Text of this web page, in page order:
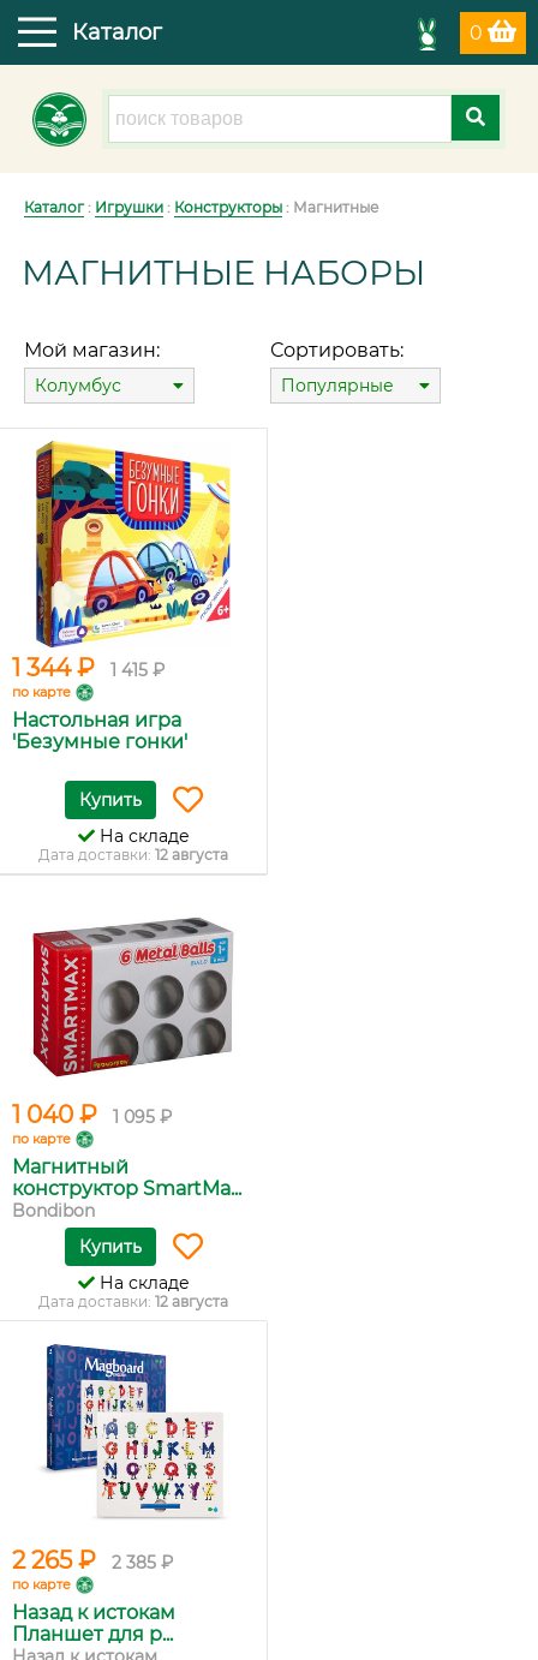
0
Каталог
Каталог: Игрушки : Конструкторы : Магнитные
МАГНИТНЫЕ НАБОРЫ
Мой магазин:
Колумбус
Сортировать:
Популярные
1 344 ₽ 1 415 ₽
по карте
Настольная игра
'Безумные гонки'
Купить
На складе
Дата доставки: 12 августа
1 040 ₽ 1 095 ₽
по карте
Магнитный
конструктор SmartMa...
Bondibon
Купить
На складе
Дата доставки: 12 августа
2 265 ₽ 2 385 ₽
по карте
Назад к истокам
Планшет для р...